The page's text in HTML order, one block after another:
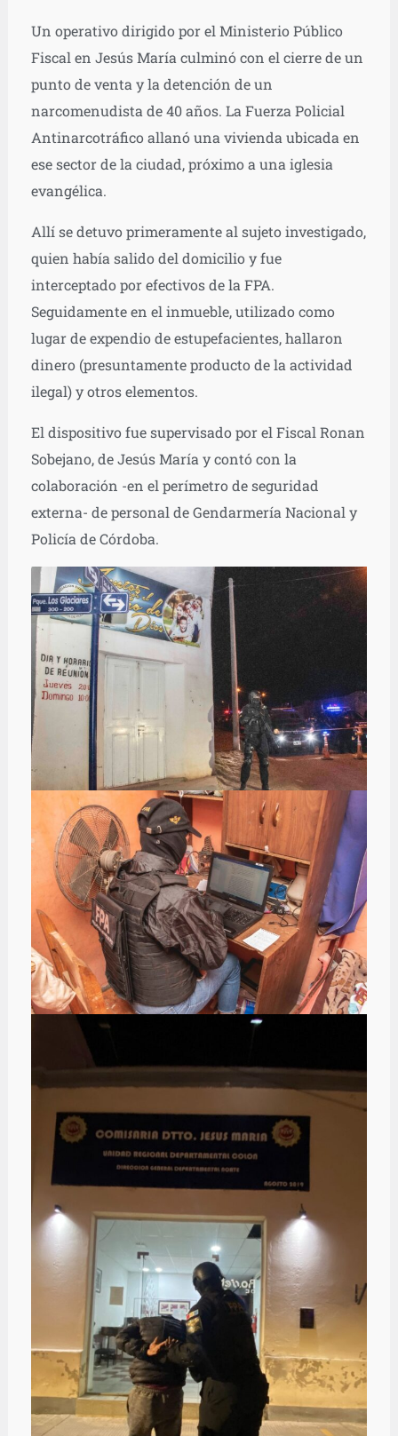
Un operativo dirigido por el Ministerio Público
Fiscal en Jesús María culminó con el cierre de un
punto de venta y la detención de un
narcomenudista de 40 años. La Fuerza Policial
Antinarcotráfico allanó una vivienda ubicada en
ese sector de la ciudad, próximo a una iglesia
evangélica.
Allí se detuvo primeramente al sujeto investigado,
quien había salido del domicilio y fue
interceptado por efectivos de la FPA.
Seguidamente en el inmueble, utilizado como
lugar de expendio de estupefacientes, hallaron
dinero (presuntamente producto de la actividad
ilegal) y otros elementos.
El dispositivo fue supervisado por el Fiscal Ronan
Sobejano, de Jesús María y contó con la
colaboración -en el perímetro de seguridad
externa- de personal de Gendarmería Nacional y
Policía de Córdoba.